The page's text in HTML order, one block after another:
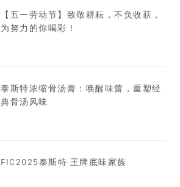
【五一劳动节】致敬耕耘，不负收获，
为努力的你喝彩！
泰斯特浓缩骨汤膏：唤醒味蕾，重塑经
典骨汤风味
FIC2025泰斯特 王牌底味家族